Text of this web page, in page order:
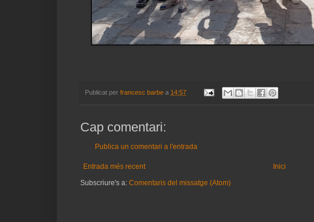
Publicat per francesc barbe a 14:57
Cap comentari:
Publica un comentari a l'entrada
Entrada més recent
Inici
Subscriure's a: Comentaris del missatge (Atom)